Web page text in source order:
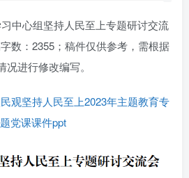
中心组坚持人民至上专题研讨交流
数：2355；稿件仅供参考，需根据
况进行修改编写。
观坚持人民至上2023年主题教育专
题党课课件ppt